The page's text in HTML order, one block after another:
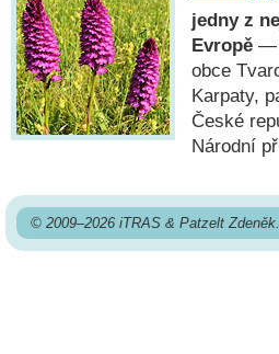
jedny z
Evropě —
obce
Karpaty,
České
Národní
© 2009–2026 iTRAS & Patzelt